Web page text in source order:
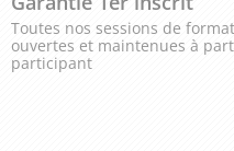
Toutes nos sessions de
ouvertes et maintenues à
participant